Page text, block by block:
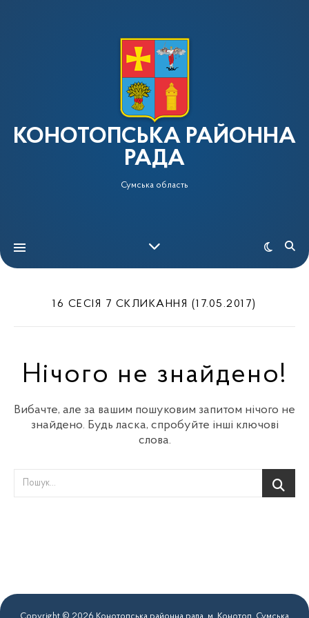
КОНОТОПСЬКА РАЙОННА
РАДА
Сумська область
16 СЕСІЯ 7 СКЛИКАННЯ (17.05.2017)
Нічого не знайдено!
Вибачте, але за вашим пошуковим запитом нічого не
знайдено. Будь ласка, спробуйте інші ключові
слова.